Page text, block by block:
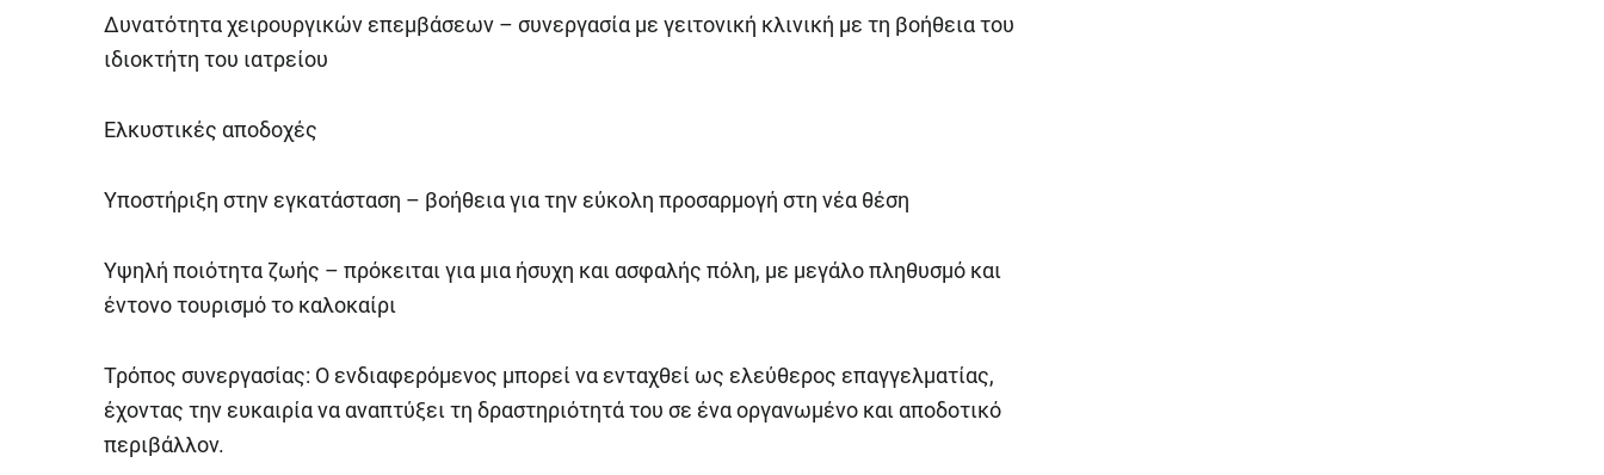
Δυνατότητα χειρουργικών επεμβάσεων – συνεργασία με γειτονική κλινική με τη βοήθεια του
ιδιοκτήτη του ιατρείου
Ελκυστικές αποδοχές
Υποστήριξη στην εγκατάσταση – βοήθεια για την εύκολη προσαρμογή στη νέα θέση
Υψηλή ποιότητα ζωής – πρόκειται για μια ήσυχη και ασφαλής πόλη, με μεγάλο πληθυσμό και
έντονο τουρισμό το καλοκαίρι
Τρόπος συνεργασίας: Ο ενδιαφερόμενος μπορεί να ενταχθεί ως ελεύθερος επαγγελματίας,
έχοντας την ευκαιρία να αναπτύξει τη δραστηριότητά του σε ένα οργανωμένο και αποδοτικό
περιβάλλον.